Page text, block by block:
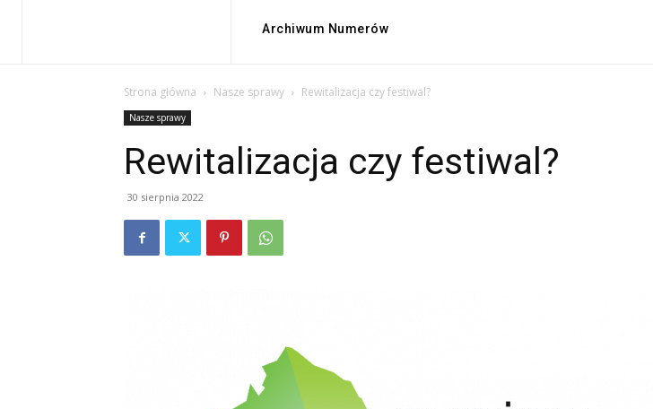
Archiwum Numerów
Strona główna Nasze sprawy Rewitalizacja czy festiwal?
Nasze sprawy
Rewitalizacja czy festiwal?
30 sierpnia 2022